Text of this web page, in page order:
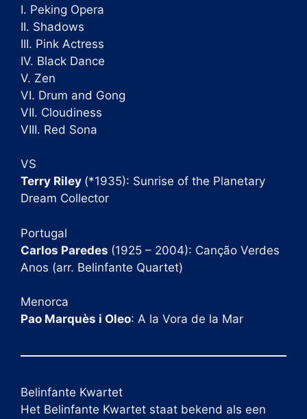
I. Peking Opera
II. Shadows
III. Pink Actress
IV. Black Dance
V. Zen
VI. Drum and Gong
VII. Cloudiness
VIII. Red Sona
VS
Terry Riley (*1935): Sunrise of the Planetary
Dream Collector
Portugal
Carlos Paredes (1925 – 2004): Canção Verdes
Anos (arr. Belinfante Quartet)
Menorca
Pao Marquès i Oleo: A la Vora de la Mar
Belinfante Kwartet
Het Belinfante Kwartet staat bekend als een